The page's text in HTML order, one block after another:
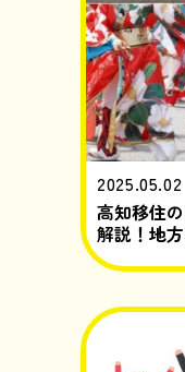
2025.05.02
高知移住
解説！地